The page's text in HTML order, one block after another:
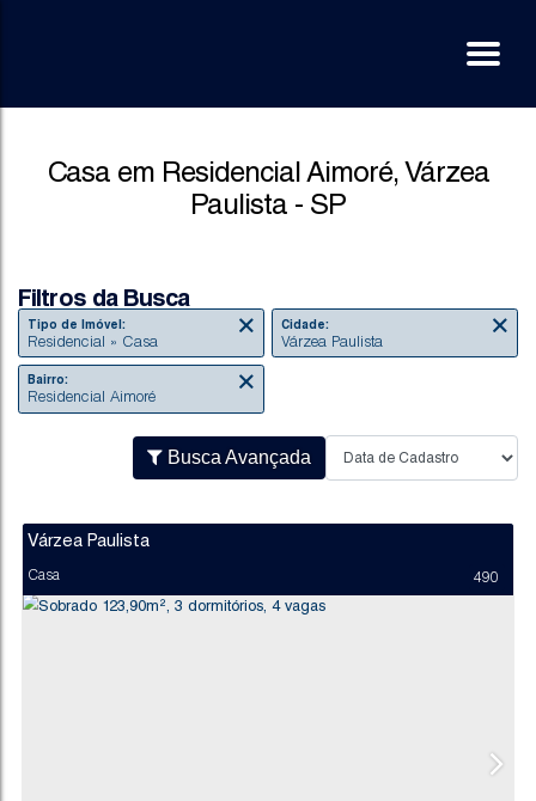
Casa em Residencial Aimoré, Várzea
Paulista - SP
Filtros da Busca
Tipo de Imóvel:
Residencial » Casa
Cidade:
Residencial Aimoré
Busca Avançada